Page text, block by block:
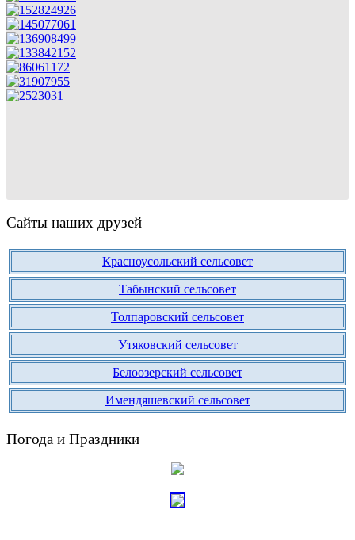
Сайты наших друзей
Красноусольский сельсовет
Табынский сельсовет
Толпаровский сельсовет
Утяковский сельсовет
Белоозерский сельсовет
Имендяшевский сельсовет
Погода и Праздники